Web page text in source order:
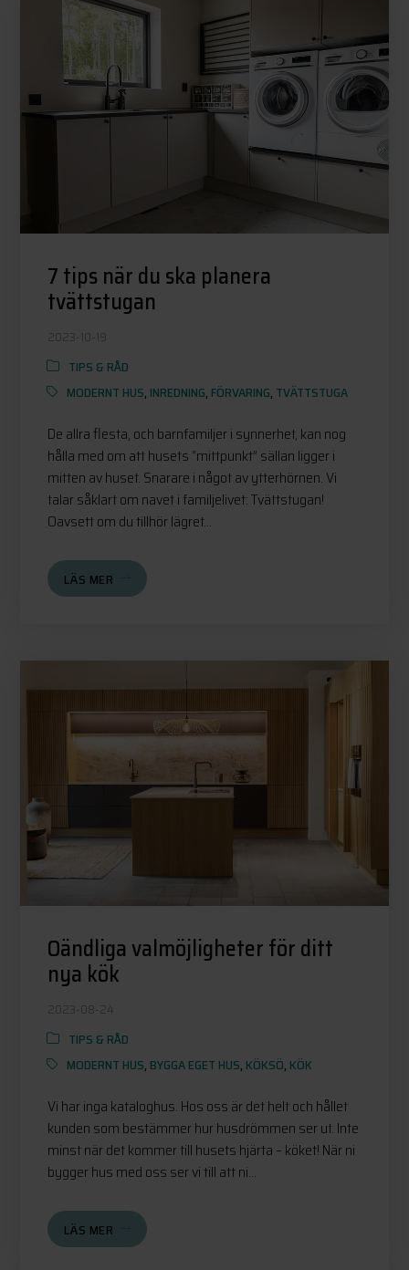
7 tips när du ska planera
tvättstugan
2023-10-19
TIPS & RÅD
MODERNT HUS, INREDNING, FÖRVARING, TVÄTTSTUGA
De allra flesta, och barnfamiljer i synnerhet, kan nog
hålla med om att husets “mittpunkt” sällan ligger i
mitten av huset. Snarare i något av ytterhörnen. Vi
talar såklart om navet i familjelivet: Tvättstugan!
Oavsett om du tillhör lägret...
LÄS MER
Oändliga valmöjligheter för ditt
nya kök
2023-08-24
TIPS & RÅD
MODERNT HUS, BYGGA EGET HUS, KÖKSÖ, KÖK
Vi har inga kataloghus. Hos oss är det helt och hållet
kunden som bestämmer hur husdrömmen ser ut. Inte
minst när det kommer till husets hjärta – köket! När ni
bygger hus med oss ser vi till att ni...
LÄS MER